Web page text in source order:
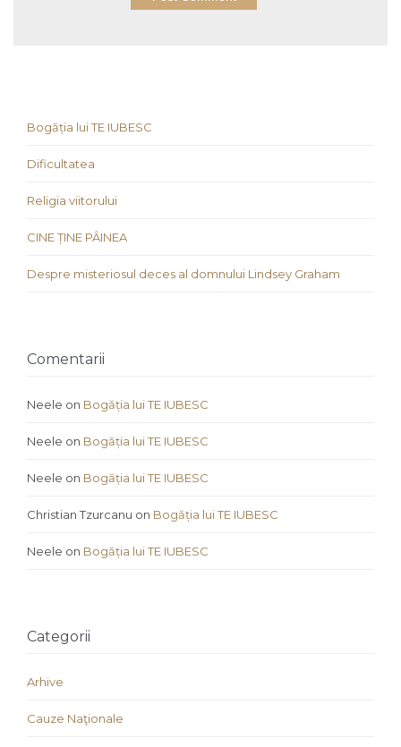
Bogăția lui TE IUBESC
Dificultatea
Religia viitorului
CINE ȚINE PÂINEA
Despre misteriosul deces al domnului Lindsey Graham
Comentarii
Neele on Bogăția lui TE IUBESC
Neele on Bogăția lui TE IUBESC
Neele on Bogăția lui TE IUBESC
Christian Tzurcanu on Bogăția lui TE IUBESC
Neele on Bogăția lui TE IUBESC
Categorii
Arhive
Cauze Naţionale